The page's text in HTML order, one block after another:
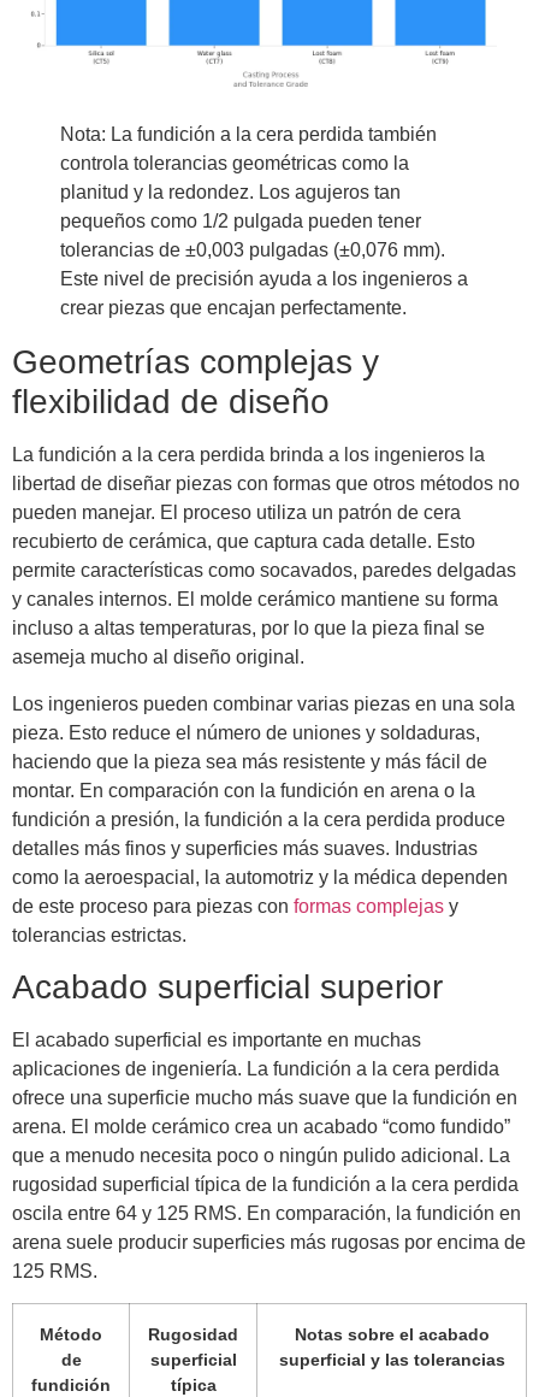
Nota: La fundición a la cera perdida también
controla tolerancias geométricas como la
planitud y la redondez. Los agujeros tan
pequeños como 1/2 pulgada pueden tener
tolerancias de ±0,003 pulgadas (±0,076 mm).
Este nivel de precisión ayuda a los ingenieros a
crear piezas que encajan perfectamente.
Geometrías complejas y
flexibilidad de diseño
La fundición a la cera perdida brinda a los ingenieros la
libertad de diseñar piezas con formas que otros métodos no
pueden manejar. El proceso utiliza un patrón de cera
recubierto de cerámica, que captura cada detalle. Esto
permite características como socavados, paredes delgadas
y canales internos. El molde cerámico mantiene su forma
incluso a altas temperaturas, por lo que la pieza final se
asemeja mucho al diseño original.
Los ingenieros pueden combinar varias piezas en una sola
pieza. Esto reduce el número de uniones y soldaduras,
haciendo que la pieza sea más resistente y más fácil de
montar. En comparación con la fundición en arena o la
fundición a presión, la fundición a la cera perdida produce
detalles más finos y superficies más suaves. Industrias
como la aeroespacial, la automotriz y la médica dependen
de este proceso para piezas con formas complejas y
tolerancias estrictas.
Acabado superficial superior
El acabado superficial es importante en muchas
aplicaciones de ingeniería. La fundición a la cera perdida
ofrece una superficie mucho más suave que la fundición en
arena. El molde cerámico crea un acabado “como fundido”
que a menudo necesita poco o ningún pulido adicional. La
rugosidad superficial típica de la fundición a la cera perdida
oscila entre 64 y 125 RMS. En comparación, la fundición en
arena suele producir superficies más rugosas por encima de
125 RMS.
Método
de
fundición
Rugosidad
superficial
típica
Notas sobre el acabado
superficial y las tolerancias